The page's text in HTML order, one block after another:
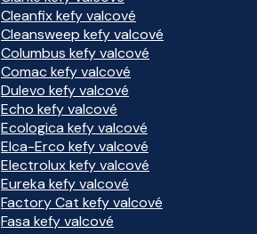
Cleanfix kefy valcové
Cleansweep kefy valcové
Columbus kefy valcové
Comac kefy valcové
Dulevo kefy valcové
Echo kefy valcové
Ecologica kefy valcové
Elca-Erco kefy valcové
Electrolux kefy valcové
Eureka kefy valcové
Factory Cat kefy valcové
Fasa kefy valcové